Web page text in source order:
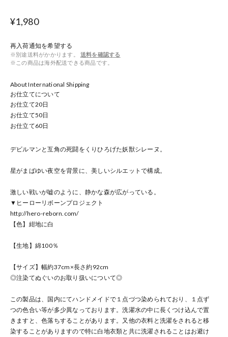
¥1,980
再入荷通知を希望する
※別途送料がかかります。
送料を確認する
※この商品は海外配送できる商品です。
About International Shipping
お仕立てについて
お仕立て20日
お仕立て50日
お仕立て60日
デビルマンと互角の死闘をくりひろげた妖獣シレーヌ。
星がまばゆい夜空を背景に、美しいシルエットで構成。
激しい戦いが嘘のように、静かな森が広がっている。
▼ヒーローリボーンプロジェクト
http://hero-reborn.com/
【色】紺地に白
【生地】綿100％
【サイズ】幅約37cm×長さ約92cm
◎注染てぬぐいのお取り扱いについて◎
この製品は、国内にてハンドメイドで１点づつ染められており、１点ず
つの色合い等が多少異なっております。洗濯水の中に長くつけ込んで置
きますと、色落ちすることがあります。又他の衣料と洗濯をされると移
染することがありますので特に白地衣類と共に洗濯されることはお避け